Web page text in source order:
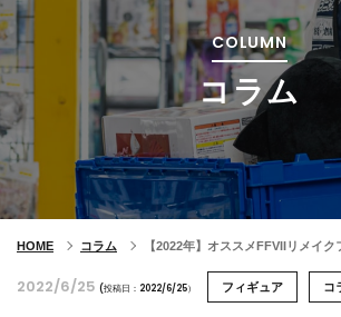
COLUMN
コラム
HOME コラム 【2022年】オススメFFVIIリメイ
2022/6/25 (投稿日：2022/6/25） フィギュア コ